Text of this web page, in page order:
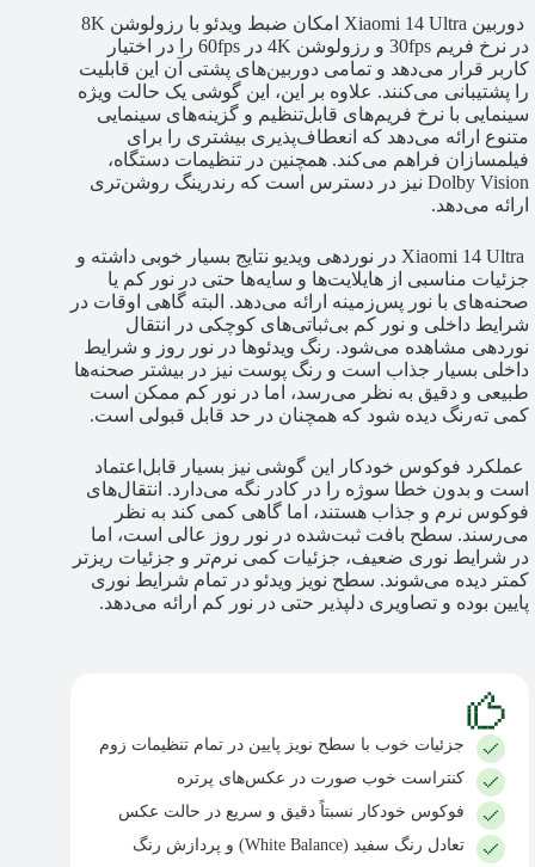
دوربین Xiaomi 14 Ultra امکان ضبط ویدئو با رزولوشن 8K
در نرخ فریم 30fps و رزولوشن 4K در 60fps را در اختیار
کاربر قرار می‌دهد و تمامی دوربین‌های پشتی آن این قابلیت
را پشتیبانی می‌کنند. علاوه بر این، این گوشی یک حالت ویژه
سینمایی با نرخ فریم‌های قابل‌تنظیم و گزینه‌های سینمایی
متنوع ارائه می‌دهد که انعطاف‌پذیری بیشتری را برای
فیلمسازان فراهم می‌کند. همچنین در تنظیمات دستگاه،
Dolby Vision نیز در دسترس است که رندرینگ روشن‌تری
ارائه می‌دهد.
Xiaomi 14 Ultra در نوردهی ویدیو نتایج بسیار خوبی داشته و
جزئیات مناسبی از هایلایت‌ها و سایه‌ها حتی در نور کم یا
صحنه‌های با نور پس‌زمینه ارائه می‌دهد. البته گاهی اوقات در
شرایط داخلی و نور کم بی‌ثباتی‌های کوچکی در انتقال
نوردهی مشاهده می‌شود. رنگ ویدئوها در نور روز و شرایط
داخلی بسیار جذاب است و رنگ پوست نیز در بیشتر صحنه‌ها
طبیعی و دقیق به نظر می‌رسد، اما در نور کم ممکن است
کمی ته‌رنگ دیده شود که همچنان در حد قابل قبولی است.
عملکرد فوکوس خودکار این گوشی نیز بسیار قابل‌اعتماد
است و بدون خطا سوژه را در کادر نگه می‌دارد. انتقال‌های
فوکوس نرم و جذاب هستند، اما گاهی کمی کند به نظر
می‌رسند. سطح بافت ثبت‌شده در نور روز عالی است، اما
در شرایط نوری ضعیف، جزئیات کمی نرم‌تر و جزئیات ریزتر
کمتر دیده می‌شوند. سطح نویز ویدئو در تمام شرایط نوری
پایین بوده و تصاویری دلپذیر حتی در نور کم ارائه می‌دهد.
جزئیات خوب با سطح نویز پایین در تمام تنظیمات زوم
کنتراست خوب صورت در عکس‌های پرتره
فوکوس خودکار نسبتاً دقیق و سریع در حالت عکس
تعادل رنگ سفید (White Balance) و پردازش رنگ